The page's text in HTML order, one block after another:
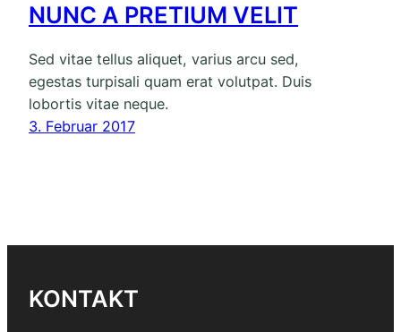
NUNC A PRETIUM VELIT
Sed vitae tellus aliquet, varius arcu sed,
egestas turpisali quam erat volutpat. Duis
lobortis vitae neque.
3. Februar 2017
KONTAKT